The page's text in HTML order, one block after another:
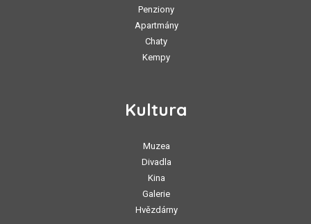
Penziony
Apartmány
Chaty
Kempy
Kultura
Muzea
Divadla
Kina
Galerie
Hvězdárny